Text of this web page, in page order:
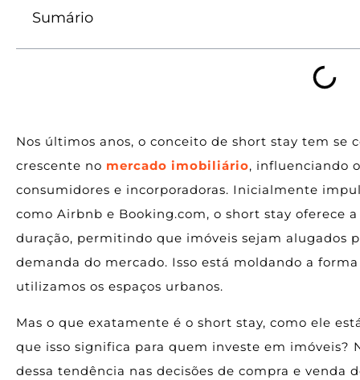
Sumário
Nos últimos anos, o conceito de short stay tem se
crescente no mercado imobiliário, influenciando
consumidores e incorporadoras. Inicialmente
como Airbnb e Booking.com, o short stay oferece
duração, permitindo que imóveis sejam alugados
demanda do mercado. Isso está moldando a
utilizamos os espaços urbanos.
Mas o que exatamente é o short stay, como ele
que isso significa para quem investe em imóveis?
dessa tendência nas decisões de compra e venda